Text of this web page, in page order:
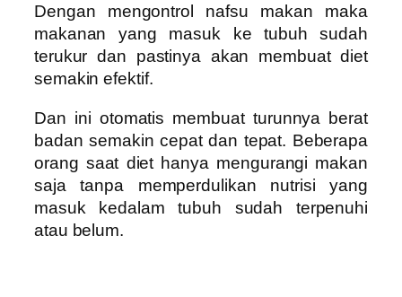
Dengan mengontrol nafsu makan maka
makanan yang masuk ke tubuh sudah
terukur dan pastinya akan membuat diet
semakin efektif.
Dan ini otomatis membuat turunnya berat
badan semakin cepat dan tepat. Beberapa
orang saat diet hanya mengurangi makan
saja tanpa memperdulikan nutrisi yang
masuk kedalam tubuh sudah terpenuhi
atau belum.